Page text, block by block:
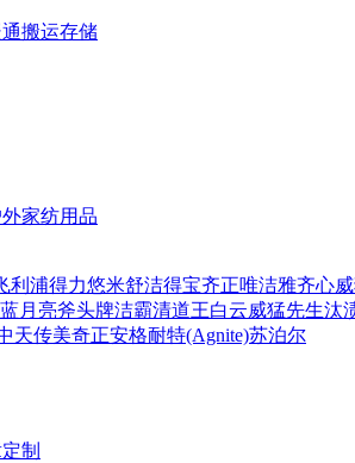
搬运存储
家纺用品
利浦得力悠米舒洁得宝齐正唯洁雅齐心
蓝月亮斧头牌洁霸清道王白云威猛先生汰
天传美奇正安格耐特(Agnite)苏泊尔
制